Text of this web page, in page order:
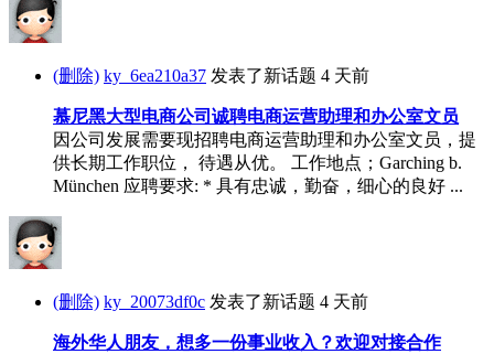
(删除) ky_6ea210a37 发表了新话题 4 天前
慕尼黑大型电商公司诚聘电商运营助理和办公室文员
因公司发展需要现招聘电商运营助理和办公室文员，提
供长期工作职位， 待遇从优。 工作地点；Garching b.
München 应聘要求: * 具有忠诚，勤奋，细心的良好 ...
(删除) ky_20073df0c 发表了新话题 4 天前
海外华人朋友，想多一份事业收入？欢迎对接合作